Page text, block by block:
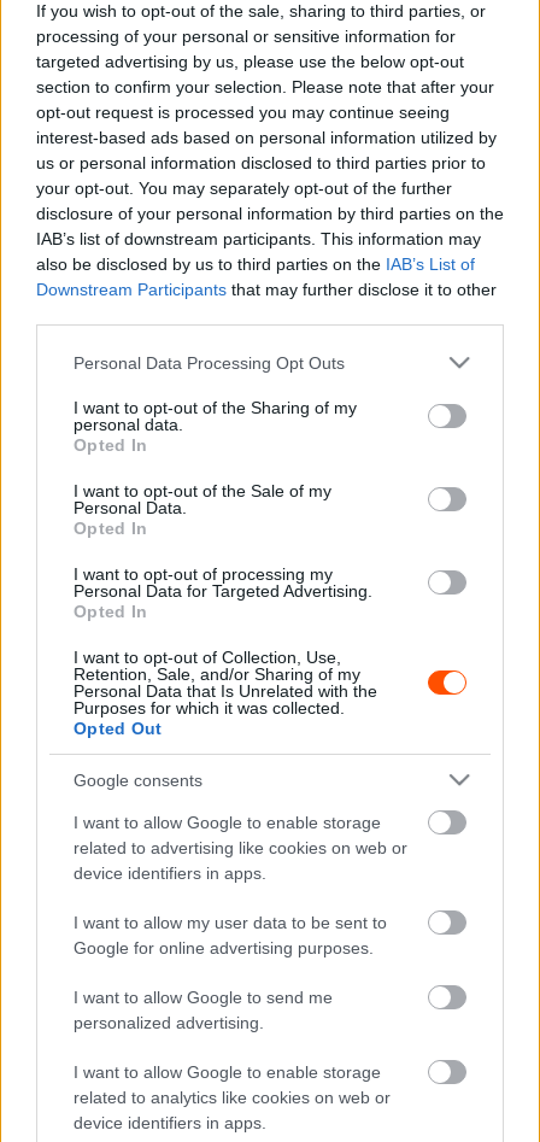
If you wish to opt-out of the sale, sharing to third parties, or
processing of your personal or sensitive information for
targeted advertising by us, please use the below opt-out
section to confirm your selection. Please note that after your
opt-out request is processed you may continue seeing
interest-based ads based on personal information utilized by
us or personal information disclosed to third parties prior to
your opt-out. You may separately opt-out of the further
disclosure of your personal information by third parties on the
IAB’s list of downstream participants. This information may
also be disclosed by us to third parties on the IAB’s List of
Downstream Participants that may further disclose it to other
Please note that this website/app uses one or more Google
not limited to your visit or usage behaviour. You may click to
grant or deny consent to Google and its third-party tags to
use your data for below specified purposes in below Google
consent section.
Personal Data Processing Opt Outs
I want to opt-out of the Sharing of my
personal data.
Opted In
I want to opt-out of the Sale of my
Personal Data.
Opted In
I want to opt-out of processing my
Personal Data for Targeted Advertising.
Opted In
I want to opt-out of Collection, Use,
Retention, Sale, and/or Sharing of my
Personal Data that Is Unrelated with the
Purposes for which it was collected.
Opted Out
Google consents
I want to allow Google to enable storage
related to advertising like cookies on web or
device identifiers in apps.
I want to allow my user data to be sent to
Google for online advertising purposes.
I want to allow Google to send me
personalized advertising.
I want to allow Google to enable storage
related to analytics like cookies on web or
device identifiers in apps.
melyek három évig lesznek használhatóak.
Az autógyártók azonban ennél is nagyobb változásokat
szeretnének látni, amikor a sportot megpróbálják a
fenntarthatóbb üzemanyagok irányába terelni az FIA
részéről.
Robert Reid, az FIA elnök-helyettese szintén komolyabb
változásokat látna a rallysportban.
„Már most mondtam a WRC Promóternek, hogy el kell
kezdeni gondolkozni azon, hogy milyenek lesznek a
Meg kell győződni arról, hogy jó lépéseket fogunk tenni.
Azt gondolom, néhány évvel le vagyunk maradva attól,
ahol szeretnénk lenni, de nem hiszem, hogy
menthetetlen lenne a helyzet.”
A WRC jelenlegi három gyártója, a Hyundai, a Toyota és a
Ford is komoly lépéseket tesznek az elektromos hajtás
„Az autóiparban részvevők nagy része az elektromos
meghajtás felé halad. Azt gondolom, hogy ez egy nagy
lehetőség lehet az FIA és a motorsport számára, hogy a
hidrogéngázunk, folyékony hidrogénünk, hibridünk,
elektromos járműveink, fenntartható fosszilis
üzemanyagunk. Igaz, hogy ezek jelenleg drágák, de az
áruk csökkenni fog, ezért különböző megoldás
lehetséges a Rally1-es autók utáni új járművekre.”
SOURCE
dirtfish.com
FIA Hyundai Motorsport M-Sport
Robert Reid
Toyota Gazoo Racing
WRC